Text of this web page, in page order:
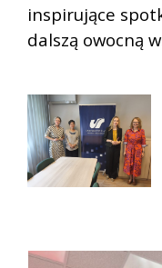
inspirujące
dalszą owocną